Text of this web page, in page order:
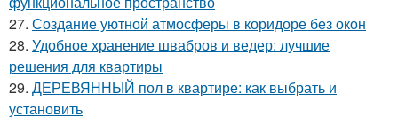
27. Создание уютной атмосферы в коридоре без окон
28. Удобное хранение швабров и ведер: лучшие
решения для квартиры
29. ДЕРЕВЯННЫЙ пол в квартире: как выбрать и
установить